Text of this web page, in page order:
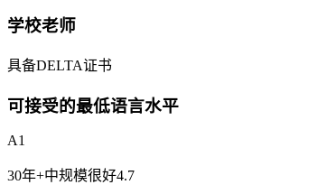
学校老师
具备DELTA证书
可接受的最低语言水平
A1
30年+中规模很好4.7